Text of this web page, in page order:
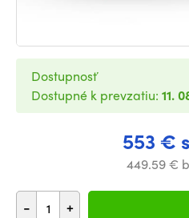
553 €
449.59 €
- +
Dostupnosť
Dostupné k prevzatiu: 11.